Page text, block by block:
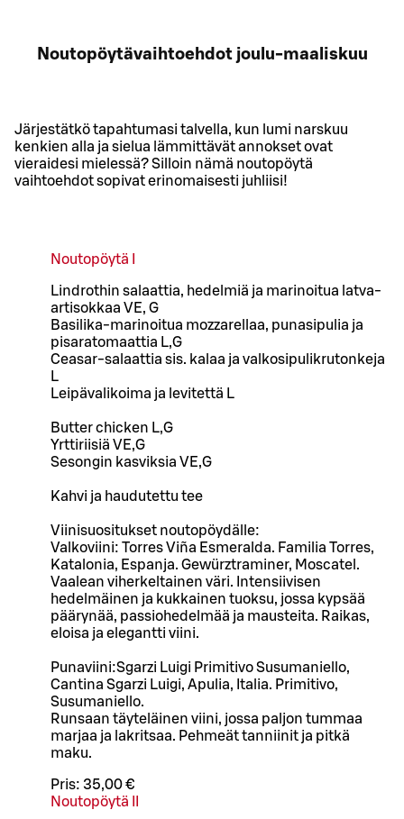
Noutopöytävaihtoehdot joulu-maaliskuu
Järjestätkö tapahtumasi talvella, kun lumi narskuu
kenkien alla ja sielua lämmittävät annokset ovat
vieraidesi mielessä? Silloin nämä noutopöytä
vaihtoehdot sopivat erinomaisesti juhliisi!
Noutopöytä I
Lindrothin salaattia, hedelmiä ja marinoitua latva-
artisokkaa VE, G
Basilika-marinoitua mozzarellaa, punasipulia ja
pisaratomaattia L,G
Ceasar-salaattia sis. kalaa ja valkosipulikrutonkeja
L
Leipävalikoima ja levitettä L
Butter chicken L,G
Yrttiriisiä VE,G
Sesongin kasviksia VE,G
Kahvi ja haudutettu tee
Viinisuositukset noutopöydälle:
Valkoviini: Torres Viña Esmeralda. Familia Torres,
Katalonia, Espanja. Gewürztraminer, Moscatel.
Vaalean viherkeltainen väri. Intensiivisen
hedelmäinen ja kukkainen tuoksu, jossa kypsää
päärynää, passiohedelmää ja mausteita. Raikas,
eloisa ja elegantti viini.
Punaviini:Sgarzi Luigi Primitivo Susumaniello,
Cantina Sgarzi Luigi, Apulia, Italia. Primitivo,
Susumaniello.
Runsaan täyteläinen viini, jossa paljon tummaa
marjaa ja lakritsaa. Pehmeät tanniinit ja pitkä
maku.
Pris: 35,00 €
Noutopöytä II